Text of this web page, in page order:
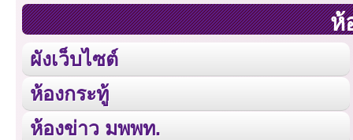
ห้
ผังเว็บไซต์
ห้องกระทู้
ห้องข่าว มพพท.